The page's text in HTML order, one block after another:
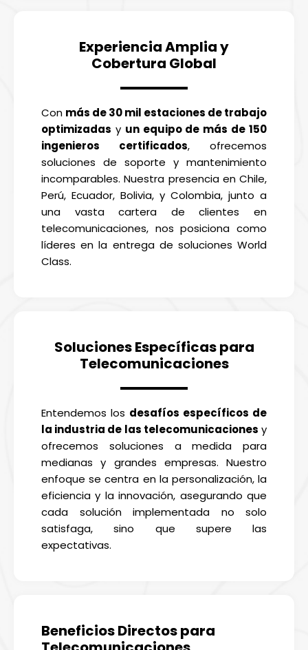
Experiencia Amplia y
Cobertura Global
Con más de 30 mil estaciones de trabajo
optimizadas y un equipo de más de 150
ingenieros certificados, ofrecemos
soluciones de soporte y mantenimiento
incomparables. Nuestra presencia en Chile,
Perú, Ecuador, Bolivia, y Colombia, junto a
una vasta cartera de clientes en
telecomunicaciones, nos posiciona como
líderes en la entrega de soluciones World
Class.
Soluciones Específicas para
Telecomunicaciones
Entendemos los desafíos específicos de
la industria de las telecomunicaciones y
ofrecemos soluciones a medida para
medianas y grandes empresas. Nuestro
enfoque se centra en la personalización, la
eficiencia y la innovación, asegurando que
cada solución implementada no solo
satisfaga, sino que supere las
expectativas.
Beneficios Directos para